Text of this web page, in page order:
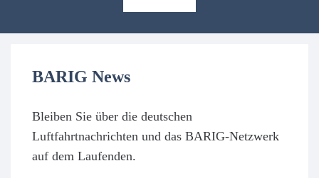
BARIG News
Bleiben Sie über die deutschen
Luftfahrtnachrichten und das BARIG-Netzwerk
auf dem Laufenden.